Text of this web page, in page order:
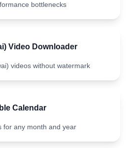
bottlenecks
Video Downloader
videos without watermark
Calendar
for any month and year